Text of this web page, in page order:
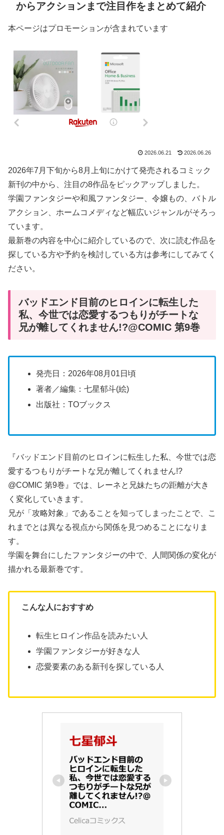
からアクションまで注目作をまとめて紹介
本ページはプロモーションが含まれています
2026.06.21 2026.06.26
2026年7月下旬から8月上旬にかけて発売されるコミック
新刊の中から、注目の8作品をピックアップしました。
学園ファンタジーや和風ファンタジー、令嬢もの、バトル
アクション、ホームコメディなど幅広いジャンルがそろっ
ています。
最新巻の内容を中心に紹介しているので、次に読む作品を
探している方や予約を検討している方は参考にしてみてく
ださい。
バッドエンド目前のヒロインに転生した
私、今世では恋愛するつもりがチートな
兄が離してくれません!?@COMIC 第9巻
発売日：2026年08月01日頃
著者／編集：七星郁斗(絵)
出版社：TOブックス
『バッドエンド目前のヒロインに転生した私、今世では恋
愛するつもりがチートな兄が離してくれません!?
@COMIC 第9巻』では、レーネと兄妹たちの距離が大き
く変化していきます。
兄が「攻略対象」であることを知ってしまったことで、こ
れまでとは異なる視点から関係を見つめることになりま
す。
学園を舞台にしたファンタジーの中で、人間関係の変化が
描かれる最新巻です。
こんな人におすすめ
転生ヒロイン作品を読みたい人
学園ファンタジーが好きな人
恋愛要素のある新刊を探している人